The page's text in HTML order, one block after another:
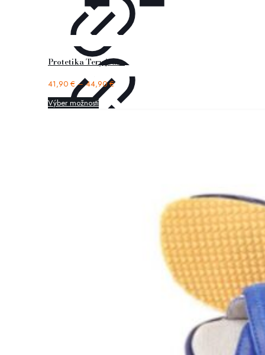
Protetika Tery jeans
41,90 €–44,90€
Výber možností